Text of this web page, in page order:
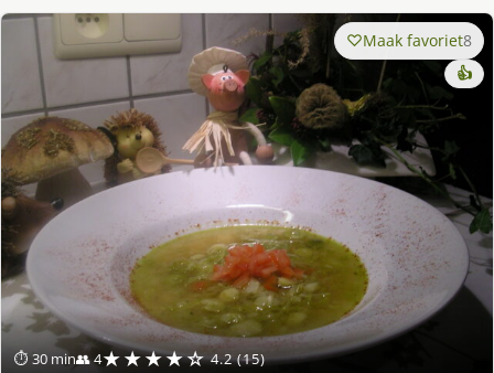
⏱ 30 min👥 4★★★★☆ 4.2 (15)
Maak favoriet8
👍